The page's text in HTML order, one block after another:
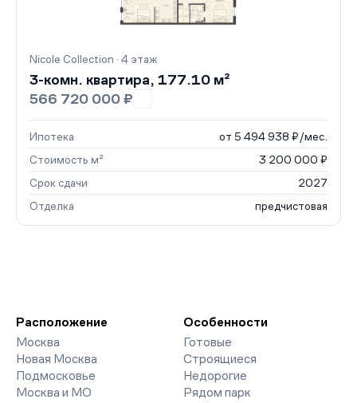
Nicole Collection · 4 этаж
3-комн. квартира, 177.10 м²
566 720 000 ₽
Ипотека
от 5 494 938 ₽/мес.
Стоимость м²
3 200 000 ₽
Срок сдачи
2027
Отделка
предчистовая
Расположение
Москва
Новая Москва
Подмосковье
Москва и МО
Особенности
Готовые
Строящиеся
Недорогие
Рядом парк